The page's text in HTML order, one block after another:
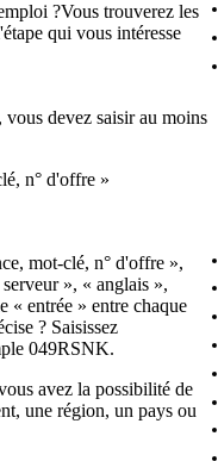
?Vous trouverez les
qui vous intéresse
devez saisir au moins
n° d'offre »
mot-clé, n° d'offre »,
», « anglais »,
« entrée » entre chaque
? Saisissez
049RSNK.
avez la possibilité de
une région, un pays ou